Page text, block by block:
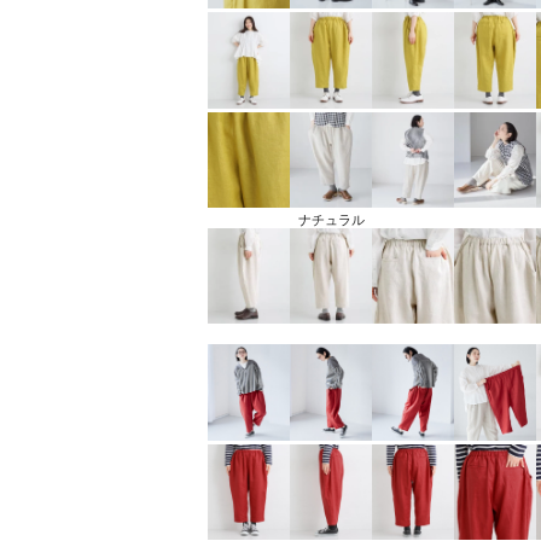
ナチュラル